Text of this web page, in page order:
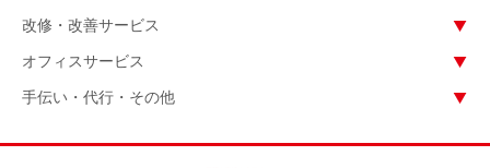
改修・改善サービス
オフィスサービス
手伝い・代行・その他